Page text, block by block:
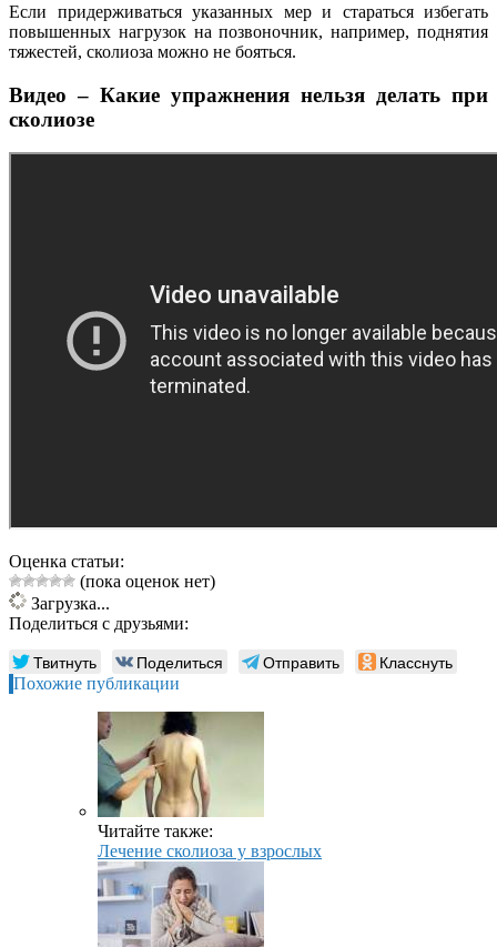
Если придерживаться указанных мер и стараться избегать
повышенных нагрузок на позвоночник, например, поднятия
тяжестей, сколиоза можно не бояться.
Видео – Какие упражнения нельзя делать при
сколиозе
Оценка статьи:
(пока оценок нет)
Загрузка...
Поделиться с друзьями:
Твитнуть Поделиться Отправить Класснуть
Похожие публикации
Читайте также:
Лечение сколиоза у взрослых